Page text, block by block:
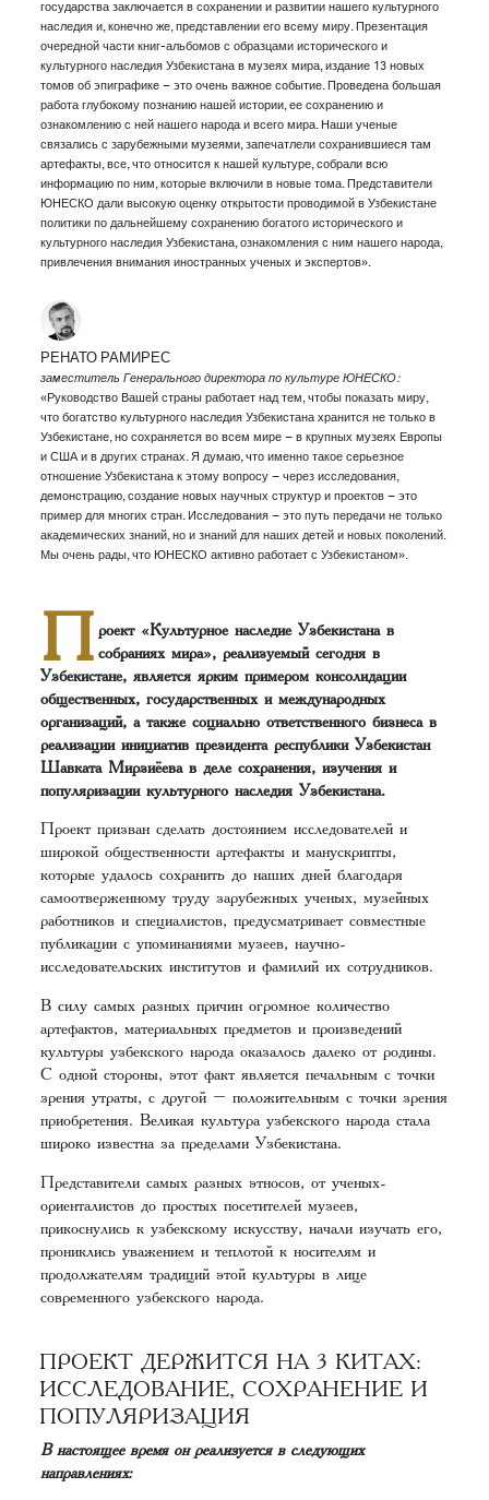
государства заключается в сохранении и развитии нашего культурного
наследия и, конечно же, представлении его всему миру. Презентация
очередной части книг-альбомов с образцами исторического и
культурного наследия Узбекистана в музеях мира, издание 13 новых
томов об эпиграфике – это очень важное событие. Проведена большая
работа глубокому познанию нашей истории, ее сохранению и
ознакомлению с ней нашего народа и всего мира. Наши ученые
связались с зарубежными музеями, запечатлели сохранившиеся там
артефакты, все, что относится к нашей культуре, собрали всю
информацию по ним, которые включили в новые тома. Представители
ЮНЕСКО дали высокую оценку открытости проводимой в Узбекистане
политики по дальнейшему сохранению богатого исторического и
культурного наследия Узбекистана, ознакомления с ним нашего народа,
привлечения внимания иностранных ученых и экспертов».
РЕНАТО РАМИРЕС
заместитель Генерального директора по культуре ЮНЕСКО:
«Руководство Вашей страны работает над тем, чтобы показать миру,
что богатство культурного наследия Узбекистана хранится не только в
Узбекистане, но сохраняется во всем мире – в крупных музеях Европы
и США и в других странах. Я думаю, что именно такое серьезное
отношение Узбекистана к этому вопросу – через исследования,
демонстрацию, создание новых научных структур и проектов – это
пример для многих стран. Исследования – это путь передачи не только
академических знаний, но и знаний для наших детей и новых поколений.
Мы очень рады, что ЮНЕСКО активно работает с Узбекистаном».
П роект «Культурное наследие Узбекистана в
собраниях мира», реализуемый сегодня в
Узбекистане, является ярким примером консолидации
общественных, государственных и международных
организаций, а также социально ответственного бизнеса в
реализации инициатив президента республики Узбекистан
Шавката Мирзиёева в деле сохранения, изучения и
популяризации культурного наследия Узбекистана.
Проект призван сделать достоянием исследователей и
широкой общественности артефакты и манускрипты,
которые удалось сохранить до наших дней благодаря
самоотверженному труду зарубежных ученых, музейных
работников и специалистов, предусматривает совместные
публикации с упоминаниями музеев, научно-
исследовательских институтов и фамилий их сотрудников.
В силу самых разных причин огромное количество
артефактов, материальных предметов и произведений
культуры узбекского народа оказалось далеко от родины.
С одной стороны, этот факт является печальным с точки
зрения утраты, с другой – положительным с точки зрения
приобретения. Великая культура узбекского народа стала
широко известна за пределами Узбекистана.
Представители самых разных этносов, от ученых-
ориенталистов до простых посетителей музеев,
прикоснулись к узбекскому искусству, начали изучать его,
прониклись уважением и теплотой к носителям и
продолжателям традиций этой культуры в лице
современного узбекского народа.
ПРОЕКТ ДЕРЖИТСЯ НА 3 КИТАХ:
ИССЛЕДОВАНИЕ, СОХРАНЕНИЕ И
ПОПУЛЯРИЗАЦИЯ
В настоящее время он реализуется в следующих
направлениях: